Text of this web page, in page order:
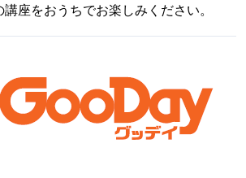
座をおうちでお楽しみください。